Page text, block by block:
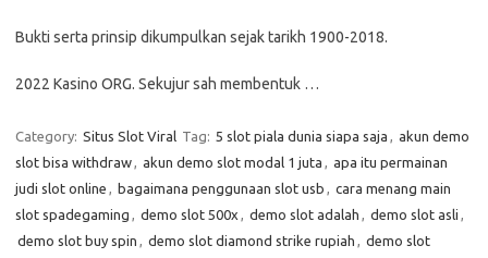
Bukti serta prinsip dikumpulkan sejak tarikh 1900-2018.
2022 Kasino ORG. Sekujur sah membentuk …
Category: Situs Slot Viral Tag: 5 slot piala dunia siapa saja , akun demo
slot bisa withdraw, akun demo slot modal 1 juta , apa itu permainan
judi slot online , bagaimana penggunaan slot usb , cara menang main
slot spadegaming , demo slot 500x , demo slot adalah , demo slot asli ,
demo slot buy spin , demo slot diamond strike rupiah , demo slot